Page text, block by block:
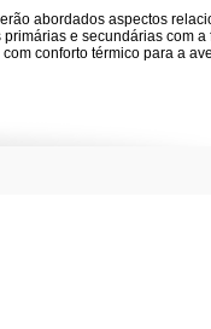
abordados aspectos
primárias e secundárias com
conforto térmico para a